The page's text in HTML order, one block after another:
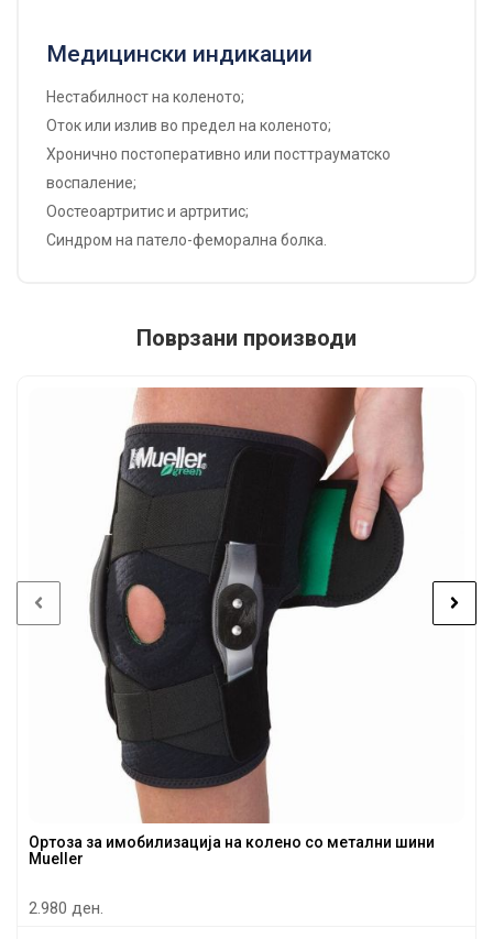
Медицински индикации
Нестабилност на коленото;
Оток или излив во предел на коленото;
Хронично постоперативно или посттрауматско
воспаление;
Оостеоартритис и артритис;
Синдром на патело-феморална болка.
Поврзани производи
Ортоза за имобилизација на колено со метални шини
Mueller
2.980 ден.